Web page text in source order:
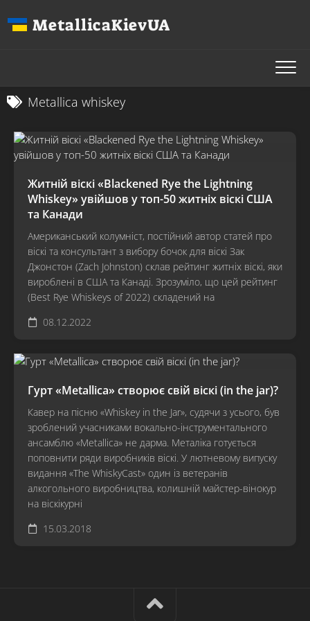
до
MetallicaKievUA
Metallica whiskey
Житній віскі «Blackened Rye the Lightning
Whiskey» увійшов у топ-50 житніх віскі США
та Канади
Американський колумніст, постійний автор статей про
віскі та консультант з вибору бочок для віскі Зак
Джонстон (Zach Johnston) склав рейтинг житніх віскі, яки
вироблені в США та Канаді. Зрозуміло, що цей рейтинг
(Best Rye Whiskeys of 2022) складений на
08.12.2022
Гурт «Metallica» створює свій віскі (in the jar)?
Кавер на пісню «Whiskey in the Jar», судячи з усього, був
зроблений учасниками вокально-інструментального
ансамблю «Metallica» не дарма. Металіка готується
поповнити ряди виробників віскі. У лютневому випуску
видання «The WhiskyCast» один із ветеранів
алкогольного виробництва, колишній майстер-вінокур
на віскікурні
15.03.2018